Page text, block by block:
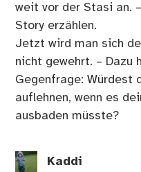
weit vor der Stasi an.
Story erzählen.
Jetzt wird man sich
nicht gewehrt. – Dazu
Gegenfrage: Würdest
auflehnen, wenn es
ausbaden müsste?
Kaddi